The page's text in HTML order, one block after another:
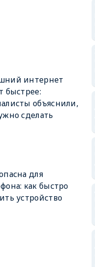
интернет
быстрее:
объяснили,
сделать
для
как быстро
устройство